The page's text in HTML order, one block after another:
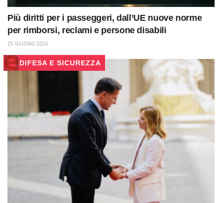
Più diritti per i passeggeri, dall’UE nuove norme
per rimborsi, reclami e persone disabili
25 GIUGNO 2026
DIFESA E SICUREZZA